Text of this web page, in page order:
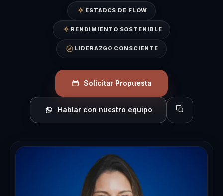
ESTADOS DE FLOW
RENDIMIENTO SOSTENIBLE
LIDERAZGO CONSCIENTE
Solicitar Propuesta
Hablar con nuestro equipo Copiar perfil